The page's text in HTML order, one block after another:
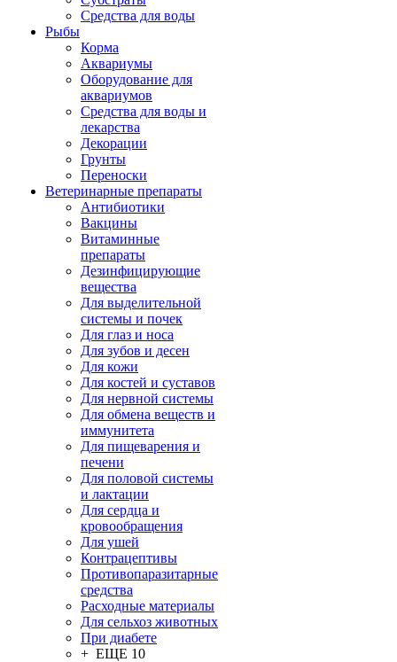
Средства для воды
Рыбы
Корма
Аквариумы
Оборудование для
аквариумов
Средства для воды и
лекарства
Декорации
Грунты
Переноски
Ветеринарные препараты
Антибиотики
Вакцины
Витаминные
препараты
Дезинфицирующие
вещества
Для выделительной
системы и почек
Для глаз и носа
Для зубов и десен
Для кожи
Для костей и суставов
Для нервной системы
Для обмена веществ и
иммунитета
Для пищеварения и
печени
Для половой системы
и лактации
Для сердца и
кровообращения
Для ушей
Контрацептивы
Противопаразитарные
средства
Расходные материалы
Для сельхоз животных
При диабете
+ ЕЩЕ 10